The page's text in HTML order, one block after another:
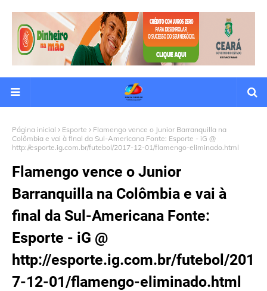
Página inicial Esporte
Flamengo vence o Junior Barranquilla na
Colômbia e vai à final da Sul-Americana Fonte: Esporte - iG @
http://esporte.ig.com.br/futebol/2017-12-01/flamengo-eliminado.html
Flamengo vence o Junior
Barranquilla na Colômbia e vai à
final da Sul-Americana Fonte:
Esporte - iG @
http://esporte.ig.com.br/futebol/201
7-12-01/flamengo-eliminado.html